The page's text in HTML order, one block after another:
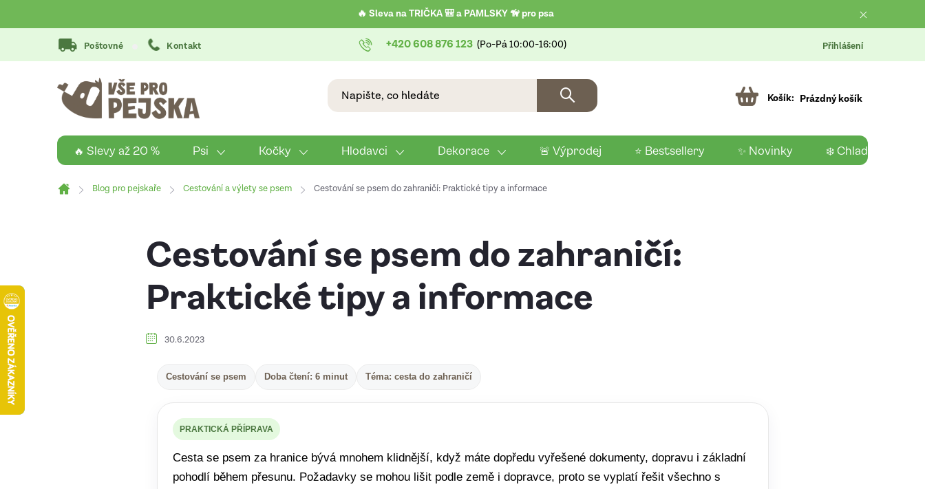
na
🔥 Sleva na TRIČKA 🎒 a PAMLSKY 🦮 pro psa
+420 608 876 123
Poštovné Kontakt Přihlášení
Prázdný košík
🔥 Slevy až 20 % Psi Kočky Hlodavci Dekorace 🚨 Výprodej ⭐ Bestsellery ✨ Novinky ❄️ Chladící
Domů
Blog pro pejskaře Cestování a výlety se psem Cestování se psem do zahraničí: Praktické tipy a informace
Cestování se psem do zahraničí:
Praktické tipy a informace
30.6.2023
Cestování se psem Doba čtení: 6 minut Téma: cesta do zahraničí
PRAKTICKÁ PŘÍPRAVA
Cesta se psem za hranice bývá mnohem klidnější, když máte dopředu vyřešené dokumenty, dopravu i základní
pohodlí během přesunu. Požadavky se mohou lišit podle země i dopravce, proto se vyplatí řešit všechno s